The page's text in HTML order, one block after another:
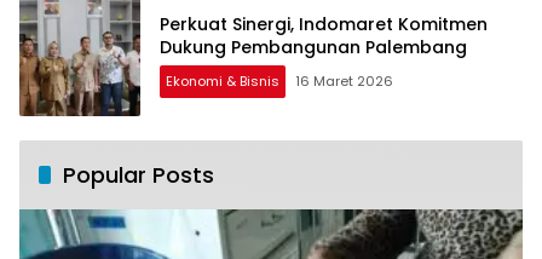
Perkuat Sinergi, Indomaret Komitmen
Dukung Pembangunan Palembang
Ekonomi & Bisnis 16 Maret 2026
Popular Posts